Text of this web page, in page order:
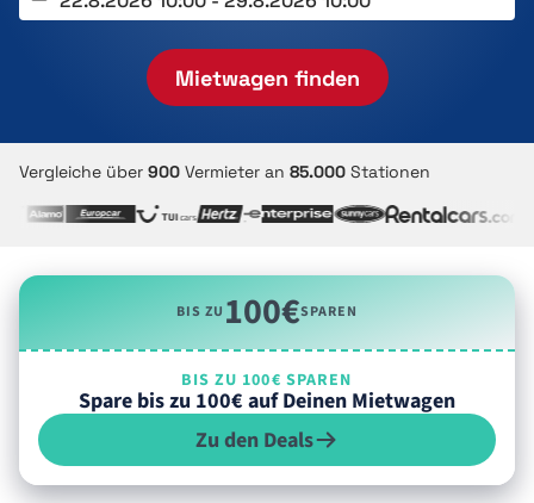
Mietwagen finden
Vergleiche über 900 Vermieter an 85.000 Stationen
BIS ZU100€SPAREN
BIS ZU 100€ SPAREN
Spare bis zu 100€ auf Deinen Mietwagen
Zu den Deals